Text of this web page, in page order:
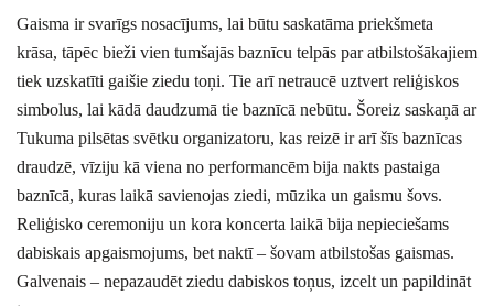
Gaisma ir svarīgs nosacījums, lai būtu saskatāma priekšmeta
krāsa, tāpēc bieži vien tumšajās baznīcu telpās par atbilstošākajiem
tiek uzskatīti gaišie ziedu toņi. Tie arī netraucē uztvert reliģiskos
simbolus, lai kādā daudzumā tie baznīcā nebūtu. Šoreiz saskaņā ar
Tukuma pilsētas svētku organizatoru, kas reizē ir arī šīs baznīcas
draudzē, vīziju kā viena no performancēm bija nakts pastaiga
baznīcā, kuras laikā savienojas ziedi, mūzika un gaismu šovs.
Reliģisko ceremoniju un kora koncerta laikā bija nepieciešams
dabiskais apgaismojums, bet naktī – šovam atbilstošas gaismas.
Galvenais – nepazaudēt ziedu dabiskos toņus, izcelt un papildināt